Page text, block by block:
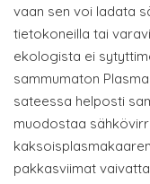
vaan sen voi ladata
tietokoneilla tai
ekologista ei
sammumaton
sateessa helposti
muodostaa
pakkasviimat